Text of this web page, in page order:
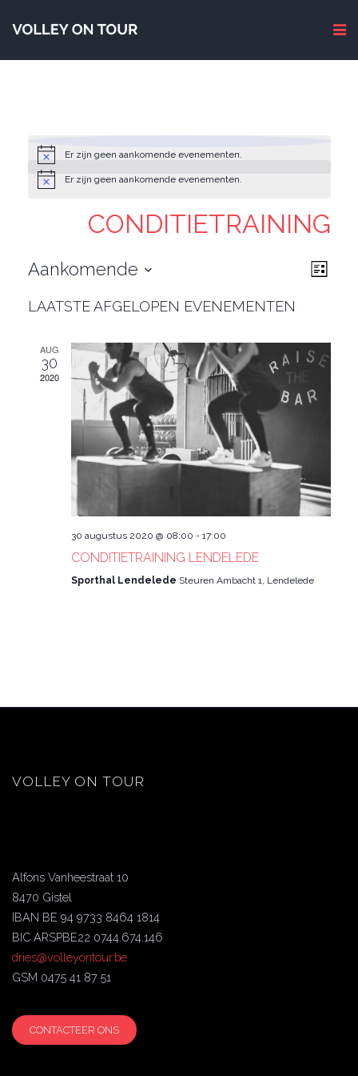
Er zijn geen aankomende evenementen.
Er zijn geen aankomende evenementen.
CONDITIETRAINING
Lijst
Aankomende
een
LAATSTE AFGELOPEN EVENEMENTEN
AUG
30
2020
30 augustus 2020 @ 08:00 - 17:00
CONDITIETRAINING LENDELEDE
Sporthal Lendelede Steuren Ambacht 1, Lendelede
VOLLEY ON TOUR
Alfons Vanheestraat 10
8470 Gistel
IBAN BE 94 9733 8464 1814
BIC ARSPBE22 0744.674.146
dries@volleyontour.be
GSM 0475 41 87 51
CONTACTEER ONS